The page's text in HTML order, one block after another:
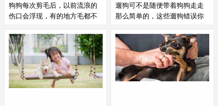
狗狗每次剪毛后，以前流浪的
伤口会浮现，有的地方毛都不
和狗狗
都过得特别辛苦。狗狗浑身
是伤，因为脊椎的伤导致尿失禁和
无法自行排便。当时医生表示，狗
狗这个情况下去，可能活不过一个
月。但主人和狗狗用事实打了医生
遛狗可不是随便带着狗狗走走
那么简单的，这些遛狗错误你
可以增加
之间的感情。可是
如果你总是干自己的事情而忽略了
狗狗，狗狗会伤心的哦。一天之中
遛狗的时间并不多，所以还是尽可
能地享受这段和狗狗相处的短暂时